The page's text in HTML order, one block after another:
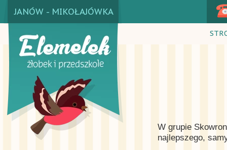
JANÓW - MIKOŁAJÓWKA
W grupie
najlepszego,